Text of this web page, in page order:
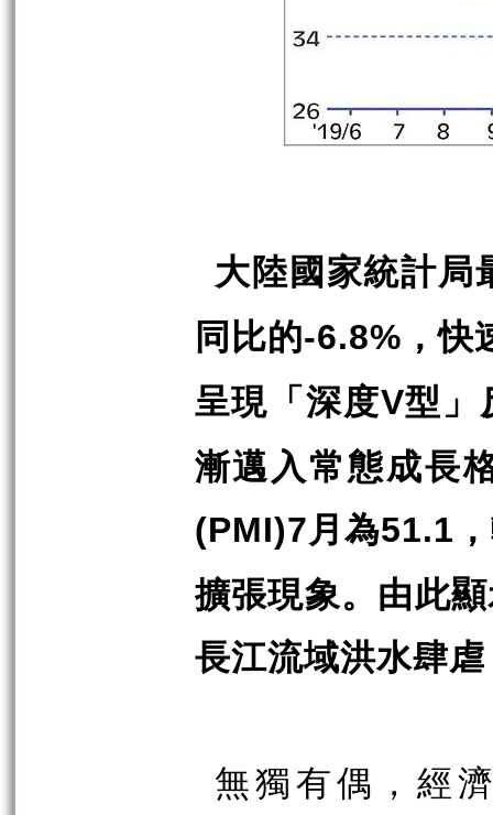
大陸國家統計局
同比的-6.8% ，
呈現「深度V型」
漸邁入常態成長
(PMI)7月為51.1
擴張現象。由此
長江流域洪水肆
無獨有偶，經